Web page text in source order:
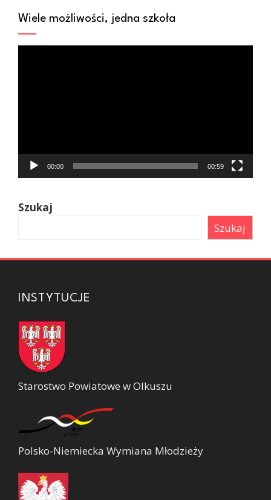
Wiele możliwości, jedna szkoła
00:00 00:59
Szukaj
Szukaj
INSTYTUCJE
Starostwo Powiatowe w Olkuszu
Polsko-Niemiecka Wymiana Młodzieży